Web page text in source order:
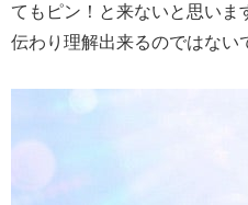
てもピン！と来ないと思い
伝わり理解出来るのではない